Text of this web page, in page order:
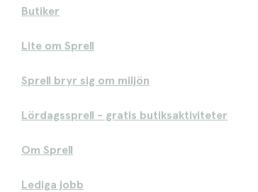
Butiker
Lite om Sprell
Sprell bryr sig om miljön
Lördagssprell - gratis butiksaktiviteter
Om Sprell
Lediga jobb